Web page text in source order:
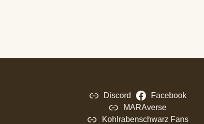
Discord
Facebook
MARAverse
Kohlrabenschwarz Fans